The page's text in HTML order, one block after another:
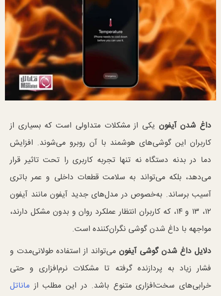
داغ شدن آیفون یکی از مشکلات متداولی است که بسیاری از
کاربران این گوشی‌های هوشمند با آن روبرو می‌شوند. افزایش
دما در بدنه دستگاه نه تنها تجربه کاربری را تحت تاثیر قرار
می‌دهد، بلکه می‌تواند به سلامت قطعات داخلی و عمر باتری
آسیب برساند. به‌خصوص در مدل‌های جدید آیفون مانند آیفون
۱۲، ۱۳ و ۱۴، که کاربران انتظار عملکرد روان و بدون مشکل دارند،
مواجهه با داغ شدن گوشی نگران‌کننده است.
دلایل داغ شدن گوشی آیفون می‌تواند از استفاده طولانی‌مدت و
فشار زیاد به پردازنده گرفته تا مشکلات نرم‌افزاری و حتی
خرابی‌های سخت‌افزاری متنوع باشد. در این مطلب از ماناتل